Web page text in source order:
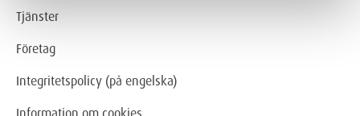
Tjänster
Företag
Integritetspolicy (på engelska)
Information om cookies